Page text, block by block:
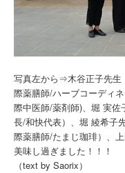
写真左から⇒木谷正子先生
際薬膳師/ハーブコーディ
際中医師/薬剤師)、堀 実
長/和快代表）、堀 綾希子
際薬膳師/たまじ珈琲）、
美味し過ぎました！！！
（text by Saorix）